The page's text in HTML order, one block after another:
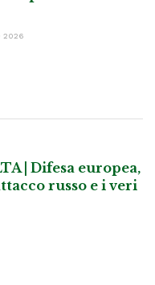
2026
| Difesa europea,
russo e i veri